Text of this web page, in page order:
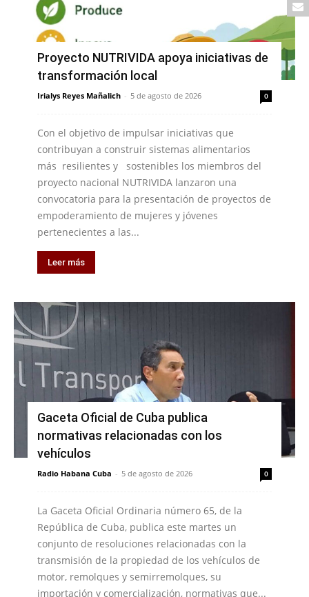
Proyecto NUTRIVIDA apoya iniciativas de
transformación local
Irialys Reyes Mañalich - 5 de agosto de 2026 0
Con el objetivo de impulsar iniciativas que
contribuyan a construir sistemas alimentarios
más resilientes y sostenibles los miembros del
proyecto nacional NUTRIVIDA lanzaron una
convocatoria para la presentación de proyectos de
empoderamiento de mujeres y jóvenes
pertenecientes a las...
Leer más
Gaceta Oficial de Cuba publica
normativas relacionadas con los
vehículos
Radio Habana Cuba - 5 de agosto de 2026 0
La Gaceta Oficial Ordinaria número 65, de la
República de Cuba, publica este martes un
conjunto de resoluciones relacionadas con la
transmisión de la propiedad de los vehículos de
motor, remolques y semirremolques, su
importación y comercialización, normativas que...